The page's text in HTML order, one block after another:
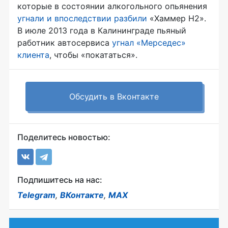
которые в состоянии алкогольного опьянения
угнали и впоследствии разбили «Хаммер H2».
В июле 2013 года в Калининграде пьяный
работник автосервиса угнал «Мерседес»
клиента, чтобы «покататься».
Обсудить в Вконтакте
Поделитесь новостью:
Подпишитесь на нас:
Telegram, ВКонтакте, MAX